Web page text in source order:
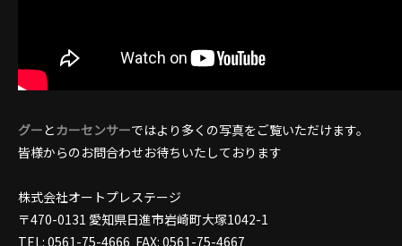
グーとカーセンサーではより多くの写真をご覧いただけます。
皆様からのお問合わせお待ちいたしております
株式会社オートプレステージ
〒470-0131 愛知県日進市岩崎町大塚1042-1
TEL: 0561-75-4666 FAX: 0561-75-4667